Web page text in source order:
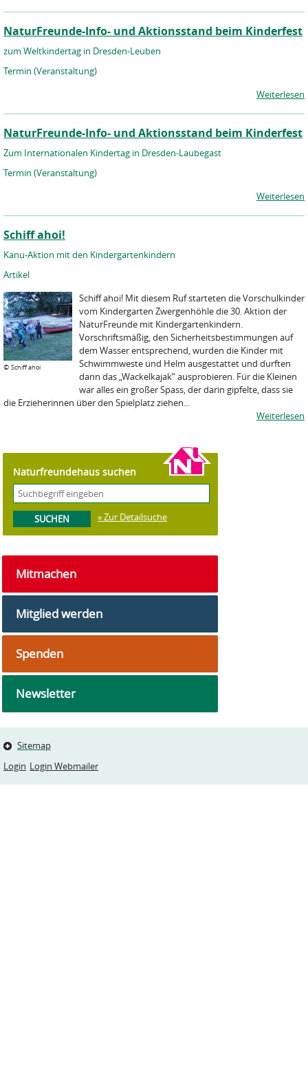
NaturFreunde-Info- und Aktionsstand beim Kinderfest
zum Weltkindertag in Dresden-Leuben
Termin (Veranstaltung)
Weiterlesen
NaturFreunde-Info- und Aktionsstand beim Kinderfest
Zum Internationalen Kindertag in Dresden-Laubegast
Termin (Veranstaltung)
Weiterlesen
Schiff ahoi!
Kanu-Aktion mit den Kindergartenkindern
Artikel
© Schiff ahoi
Schiff ahoi! Mit diesem Ruf starteten die Vorschulkinder
vom Kindergarten Zwergenhöhle die 30. Aktion der
NaturFreunde mit Kindergartenkindern.
Vorschriftsmäßig, den Sicherheitsbestimmungen auf
dem Wasser entsprechend, wurden die Kinder mit
Schwimmweste und Helm ausgestattet und durften
dann das „Wackelkajak“ ausprobieren. Für die Kleinen
war alles ein großer Spass, der darin gipfelte, dass sie
die Erzieherinnen über den Spielplatz ziehen...
Weiterlesen
Naturfreundehaus suchen
» Zur Detailsuche
Mitmachen
Mitglied werden
Spenden
Newsletter
Sitemap
Login Login Webmailer